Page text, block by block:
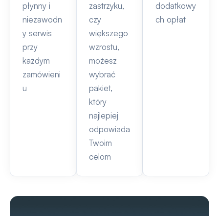
płynny i
niezawodn
y serwis
przy
każdym
zamówieni
u
zastrzyku,
czy
większego
wzrostu,
możesz
wybrać
pakiet,
który
najlepiej
odpowiada
Twoim
celom
dodatkowy
ch opłat